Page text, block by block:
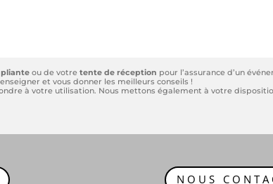
ou de votre tente de réception pour l’assurance d’un
et vous donner les meilleurs conseils !
à votre utilisation. Nous mettons également à votre
NOUS